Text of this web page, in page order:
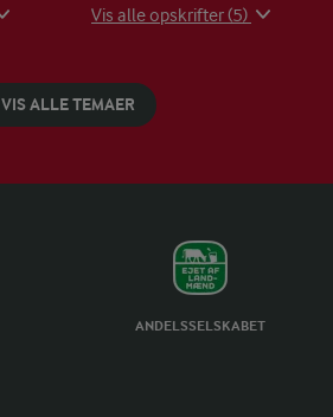
Vis alle opskrifter (5)
VIS ALLE TEMAER
ANDELSSELSKABET